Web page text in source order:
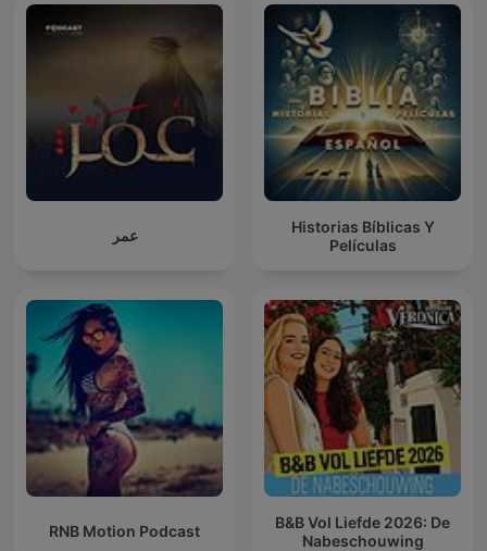
عمر
Historias Bíblicas Y
Películas
RNB Motion Podcast
B&B Vol Liefde 2026: De
Nabeschouwing